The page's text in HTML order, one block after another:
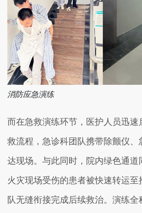
消防应急演练
而在急救演练环节，医护人员迅速
救流程，急诊科团队携带除颤仪、
达现场。与此同时，院内绿色通道
火灾现场受伤的患者被快速转运至
队无缝衔接完成后续救治。演练